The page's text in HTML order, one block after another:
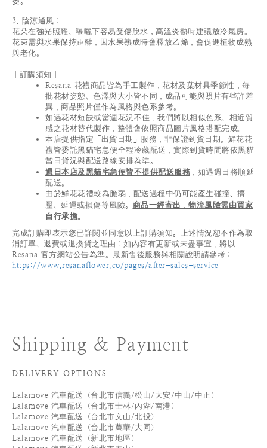
3. 陰涼通風：
花朵在強光照耀、曝曬下容易受傷脫水，高溫炎熱時建議放冷氣房。
花束需與水果保持距離，因水果熟成時會釋放乙烯，會促進植物成熟
與老化。
｜訂購須知｜
Resana 花禮商品皆為手工製作，花材及葉材具季節性，每
批花材姿態、色澤與大小皆不同，成品可能與照片有些許差
異，商品照片僅作為風格與色系參考。
如遇花材短缺或當週花況不佳，我們將以相似色系、相近質
感之花材替代製作，整體會依照商品圖片風格搭配完成。
本店提供指定「出貨日期」服務，非保證到貨日期。鮮花花
禮皆委託黑貓宅急便全程冷藏配送，實際到貨時間將依黑貓
當日貨況與配送路線安排為準。
週日本店及黑貓宅急便皆不提供配送服務 ，如遇週日將順延
配送。
由於鮮花花禮較為脆弱，配送過程中仍可能產生碰撞、擠
壓、延遲或損傷等風險。 商品一經寄出，物流風險需由買家
自行承擔。
完成訂購即表示您已詳閱並同意以上訂購須知。上述情況恕不作為取
消訂單、退費或退換貨之理由；如內容有更新或未盡事宜，將以
Resana 官方網站公告為準。最新售後服務與相關說明請參考：
https://www.resanaflower.co/pages/after-sales-service
Shipping & Payment
DELIVERY OPTIONS
Lalamove 汽車配送（台北市信義/松山/大安/中山/中正）
Lalamove 汽車配送（台北市士林/內湖/南港）
Lalamove 汽車配送（台北市文山/北投）
Lalamove 汽車配送（台北市萬華/大同）
Lalamove 汽車配送（新北市地區）